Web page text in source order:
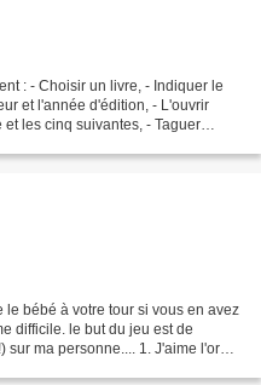
: - Choisir un livre, - Indiquer le
et l'année d'édition, - L'ouvrir
les cinq suivantes, - Taguer
bébé à votre tour si vous en avez
difficile. le but du jeu est de
ma personne.... 1. J'aime l'ordre